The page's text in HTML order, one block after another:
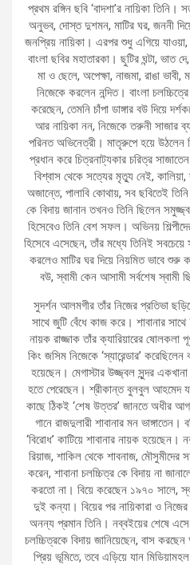
প্রথম রঙ্গিন ছবি ‘বাদশা’র নায়িকা
অনুভব, দোস্ত দুশমন, মাটির ঘর, জননী
জনপ্রিয় নায়িকা। এরপর শুধু এগিয়ে
বাংলা ছবির মহাতারকা। ছুটির ঘন্টা,
মা ও ছেলে, অপেক্ষা, নাজমা, রাঙা
নিজেকে করলেন নন্দিত। বাংলা
করেছেন, তেমনি চাঁপা ডাঙ্গার বউ দিয়ে
আর নায়িকা নন, নিজেকে তরুনী সাজার
পরিনত অভিনেত্রী। মাতৃরুপে হয়ে
প্রধান করে চিত্রনাট্যকার চরিত্র
বিশ্বাস থেকে সত্যের মৃত্যু নেই,
অজান্তে, পালাবি কোথায়, সব ছবিতেই
কে বিদায় জানান তখনও তিনি ছিলেন
হিসেবেও তিনি বেশ সফল। অভিনয়
হিসেবে এসেছেন, তাঁর মধ্যে তিনিই
করলেও মাটির ঘর দিয়ে নিয়মিত ভাবে শুরু
বউ, স্বামী কেন আসামী সর্বশেষ
সুদর্শন আলমগীর তাঁর নিজের প্রতিভা
সাথে জুটি বেঁধে কাজ করে। শাবানার
নায়ক রাজ্জাক তাঁর ক্যারিয়ারের ষোলকলা
কিং জসিম নিজেকে ‘স্যারেন্ডার’
হয়েছেন। মেগাস্টার উজ্জ্বল সুন্দর
হতে পেরেছেন। শ্রীকান্ত বুলবুল আহমেদ
কাছে ঠিকই ‘শেষ উত্তর’ জানতে অধীর
গানে রাজদুলারী শাবানার মন
‘বিরোধ’ কাটিয়ে শাবানার নায়ক হয়েছেন।
রিয়াজ, শাকিল থেকে শাবনাজ,
করেন, শাবানা চলচ্চিত্র কে বিদায় না
করতো না। বিয়ে করেছেন ১৯৭০ সালে,
দুই কন্যা। বিয়ের পর নায়িকারা ও নিজের
অনন্য প্রমান তিনি। নব্বইয়ের শেষে এসে
চলচ্চিত্রকে বিদায় জানিয়েছেন, বাস
প্রিয় ভূমিতে, তবে এড়িয়ে যান